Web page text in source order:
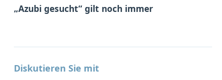
„Azubi gesucht“ gilt noch immer
Diskutieren Sie mit